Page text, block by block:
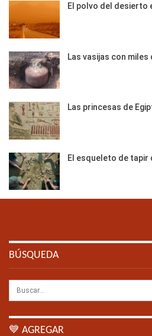
El polvo del desierto
Las vasijas con
Las princesas de
El esqueleto de tapir
BÚSQUEDA
💙 AGREGAR